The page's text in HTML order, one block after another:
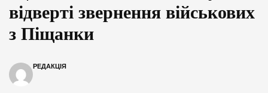
відверті звернення військових
з Піщанки
РЕДАКЦІЯ